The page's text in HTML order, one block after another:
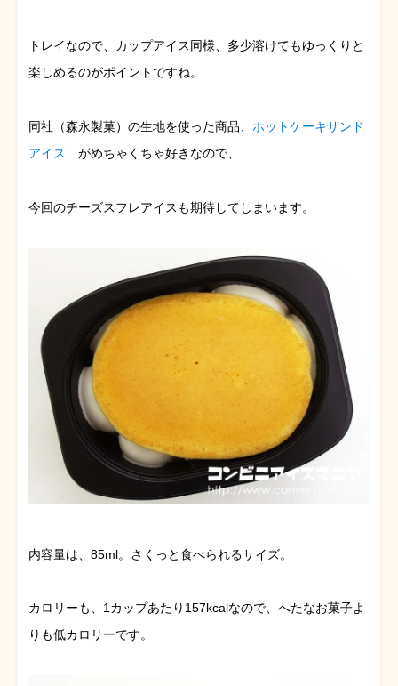
トレイなので、カップアイス同様、多少溶けてもゆっくりと
楽しめるのがポイントですね。
同社（森永製菓）の生地を使った商品、 ホットケーキサンド
アイス
がめちゃくちゃ好きなので、
今回のチーズスフレアイスも期待してしまいます。
内容量は、85ml。さくっと食べられるサイズ。
カロリーも、1カップあたり157kcalなので、へたなお菓子よ
りも低カロリーです。